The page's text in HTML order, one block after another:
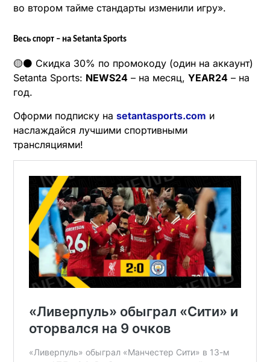
во втором тайме стандарты изменили игру».
Весь спорт – на Setanta Sports
🟡⚫️ Скидка 30% по промокоду (один на аккаунт)
Setanta Sports: NEWS24 – на месяц, YEAR24 – на
год.
Оформи подписку на setantasports.com и
наслаждайся лучшими спортивными
трансляциями!